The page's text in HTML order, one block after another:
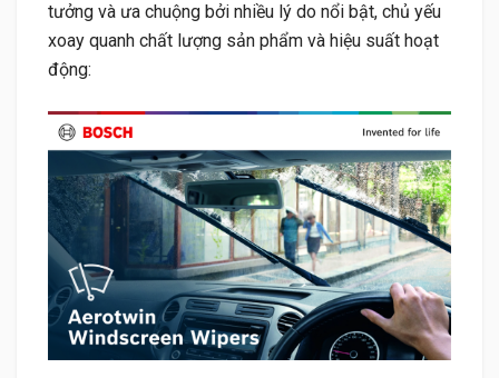
tưởng và ưa chuộng bởi nhiều lý do nổi bật, chủ yếu
xoay quanh chất lượng sản phẩm và hiệu suất hoạt
động: